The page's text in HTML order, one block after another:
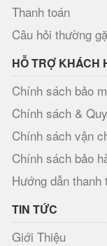
Thanh toán
Câu hỏi thường
HỖ TRỢ KHÁCH
Chính sách bảo
Chính sách &
Chính sách vận
Chính sách bảo
Hướng dẫn thanh
TIN TỨC
Giới Thiệu